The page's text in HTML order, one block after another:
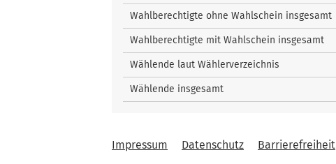
Wahlberechtigte ohne Wahlschein insgesamt
Wahlberechtigte mit Wahlschein insgesamt
Wählende laut Wählerverzeichnis
Wählende insgesamt
Impressum Datenschutz Barrierefreiheit